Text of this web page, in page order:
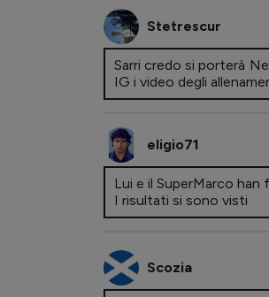
Stetrescur
Sarri credo si porterà
IG i video degli
eligio71
Lui e il SuperMarco
I risultati si sono visti
Scozia